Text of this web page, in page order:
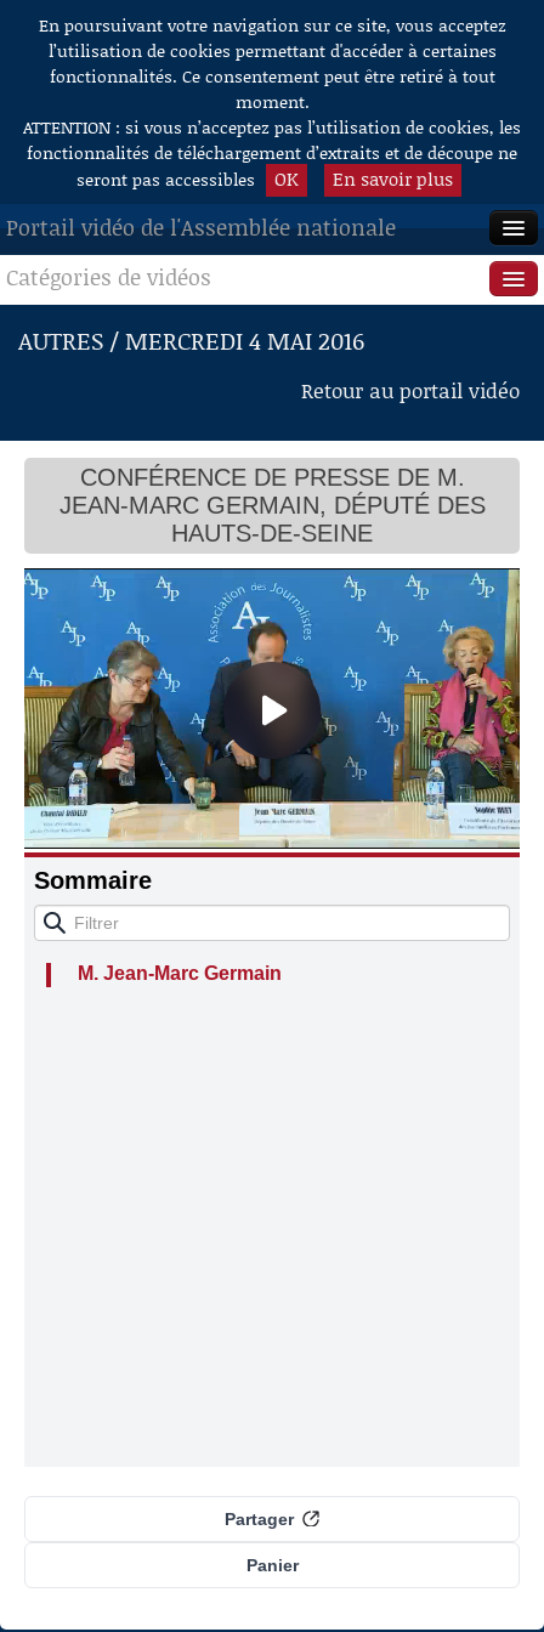
Aller au contenu
En poursuivant votre navigation sur ce site, vous acceptez
l’utilisation de cookies permettant d'accéder à certaines
fonctionnalités. Ce consentement peut être retiré à tout
moment.
ATTENTION : si vous n’acceptez pas l’utilisation de cookies, les
fonctionnalités de téléchargement d’extraits et de découpe ne
seront pas accessibles
OK En savoir plus
Portail vidéo de l'Assemblée nationale
ACCUEIL
EN DIRECT
RECHERCHE
AIDE À LA DÉCOUPE
DE VIDÉOS
Catégories de vidéos
Séance publique
Questions au Gouvernement
Commissions
Présidence
Évènements
Connaissance, Histoire
Autres
AUTRES / MERCREDI 4 MAI 2016
Retour au portail vidéo
CONFÉRENCE DE PRESSE DE M.
JEAN-MARC GERMAIN, DÉPUTÉ DES
HAUTS-DE-SEINE
Sommaire
M. Jean-Marc Germain
Panier
Partager